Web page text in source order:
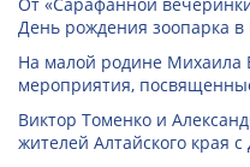
День рождения зоопарка в
На малой родине Михаила
мероприятия,
Виктор Томенко и
жителей Алтайского края